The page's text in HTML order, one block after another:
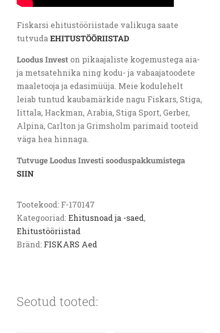
Fiskarsi ehitustööriistade valikuga saate
tutvuda EHITUSTÖÖRIISTAD
Loodus Investon pikaajaliste kogemustega aia-
ja metsatehnika ning kodu- ja vabaajatoodete
maaletooja ja edasimüüja. Meie kodulehelt
leiab tuntud kaubamärkide nagu Fiskars, Stiga,
Iittala, Hackman, Arabia, Stiga Sport, Gerber,
Alpina, Carlton ja Grimsholm parimaid tooteid
väga hea hinnaga.
Tutvuge Loodus Investi sooduspakkumistega
SIIN
Tootekood: F-170147
Kategooriad:Ehitusnoad ja -saed,
Ehitustööriistad
Bränd: FISKARS Aed
Seotud tooted: